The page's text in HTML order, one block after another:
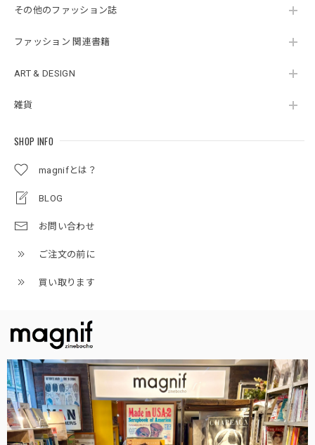
その他のファッション誌
ファッション 関連書籍
ART & DESIGN
雑貨
SHOP INFO
magnifとは？
BLOG
お問い合わせ
ご注文の前に
買い取ります